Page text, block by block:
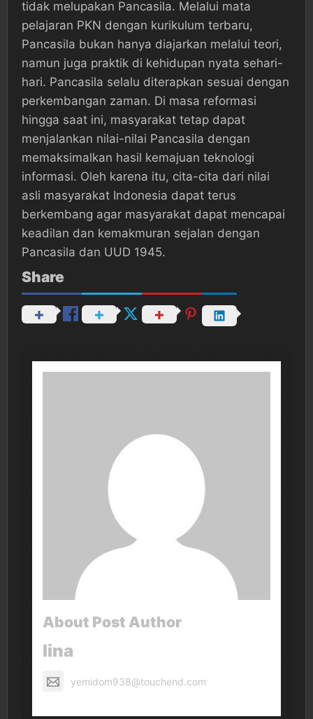
tidak melupakan Pancasila. Melalui mata
pelajaran PKN dengan kurikulum terbaru,
Pancasila bukan hanya diajarkan melalui teori,
namun juga praktik di kehidupan nyata sehari-
hari. Pancasila selalu diterapkan sesuai dengan
perkembangan zaman. Di masa reformasi
hingga saat ini, masyarakat tetap dapat
menjalankan nilai-nilai Pancasila dengan
memaksimalkan hasil kemajuan teknologi
informasi. Oleh karena itu, cita-cita dari nilai
asli masyarakat Indonesia dapat terus
berkembang agar masyarakat dapat mencapai
keadilan dan kemakmuran sejalan dengan
Pancasila dan UUD 1945.
Share
About Post Author
lina
yemidom938@touchend.com